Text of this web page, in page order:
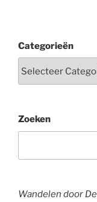
Categorieën
Zoeken
Wandelen door